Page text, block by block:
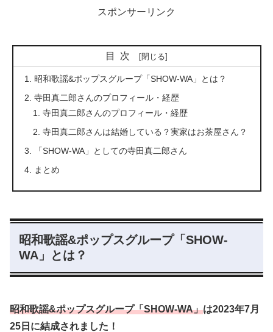
スポンサーリンク
目次
昭和歌謡&ポップスグループ「SHOW-WA」とは？
寺田真二郎さんのプロフィール・経歴
寺田真二郎さんのプロフィール・経歴
寺田真二郎さんは結婚している？実家はお茶屋さん？
「SHOW-WA」としての寺田真二郎さん
まとめ
昭和歌謡&ポップスグループ「SHOW-
WA」とは？
昭和歌謡&ポップスグループ「SHOW-WA」は2023年7月
25日に結成されました！